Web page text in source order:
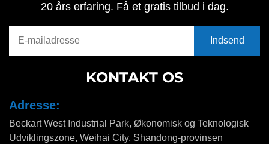
20 års erfaring. Få et gratis tilbud i dag.
KONTAKT OS
Adresse:
Beckart West Industrial Park, Økonomisk og Teknologisk
Udviklingszone, Weihai City, Shandong-provinsen